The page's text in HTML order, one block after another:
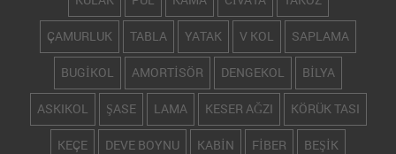
ÇAMURLUK TABLA YATAK V KOL SAPLAMA
BUGİKOL AMORTİSÖR DENGEKOL BİLYA
ASKIKOL ŞASE LAMA KESER AĞZI KÖRÜK TASI
KEÇE DEVE BOYNU KABİN FİBER BEŞİK